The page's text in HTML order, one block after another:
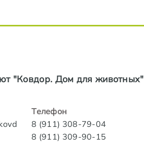
"Ковдор. Дом для животных"
Телефон
8 (911) 308-79-04
8 (911) 309-90-15